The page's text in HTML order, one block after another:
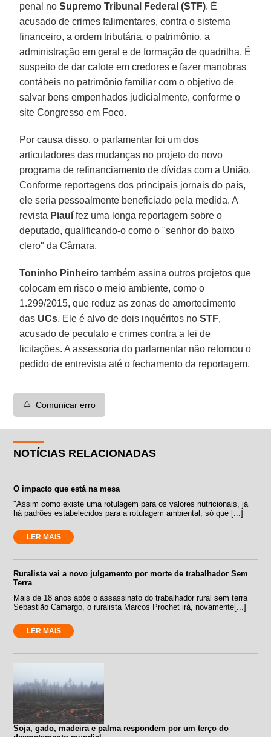
penal no Supremo Tribunal Federal (STF). É
acusado de crimes falimentares, contra o sistema
financeiro, a ordem tributária, o patrimônio, a
administração em geral e de formação de quadrilha. É
suspeito de dar calote em credores e fazer manobras
contábeis no patrimônio familiar com o objetivo de
salvar bens empenhados judicialmente, conforme o
site Congresso em Foco.
Por causa disso, o parlamentar foi um dos
articuladores das mudanças no projeto do novo
programa de refinanciamento de dívidas com a União.
Conforme reportagens dos principais jornais do país,
ele seria pessoalmente beneficiado pela medida. A
revista Piauí fez uma longa reportagem sobre o
deputado, qualificando-o como o "senhor do baixo
clero" da Câmara.
Toninho Pinheiro também assina outros projetos que
colocam em risco o meio ambiente, como o
1.299/2015, que reduz as zonas de amortecimento
das UCs. Ele é alvo de dois inquéritos noSTF,
acusado de peculato e crimes contra a lei de
licitações. A assessoria do parlamentar não retornou o
pedido de entrevista até o fechamento da reportagem.
⚠️ Comunicar erro
NOTÍCIAS RELACIONADAS
O impacto que está na mesa
"Assim como existe uma rotulagem para os valores nutricionais, já
há padrões estabelecidos para a rotulagem ambiental, só que [...]
LER MAIS
Ruralista vai a novo julgamento por morte de trabalhador Sem
Terra
Mais de 18 anos após o assassinato do trabalhador rural sem terra
Sebastião Camargo, o ruralista Marcos Prochet irá, novamente[...]
LER MAIS
Soja, gado, madeira e palma respondem por um terço do